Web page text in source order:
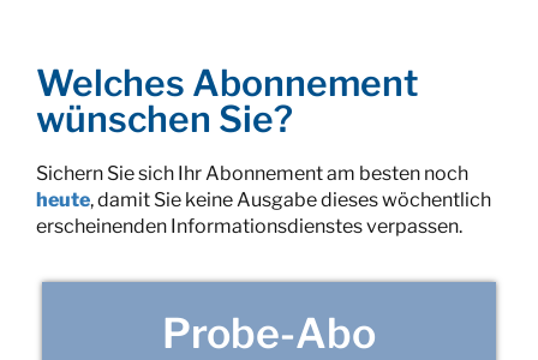
Welches Abonnement
wünschen Sie?
Sichern Sie sich Ihr Abonnement am besten noch
heute, damit Sie keine Ausgabe dieses wöchentlich
erscheinenden Informationsdienstes verpassen.
Probe-Abo